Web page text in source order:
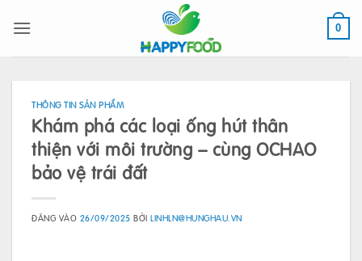
qua
0
THÔNG TIN SẢN PHẨM
Khám phá các loại ống hút thân
thiện với môi trường – cùng OCHAO
bảo vệ trái đất
ĐĂNG VÀO 26/09/2025 BỞILINHLN@HUNGHAU.VN